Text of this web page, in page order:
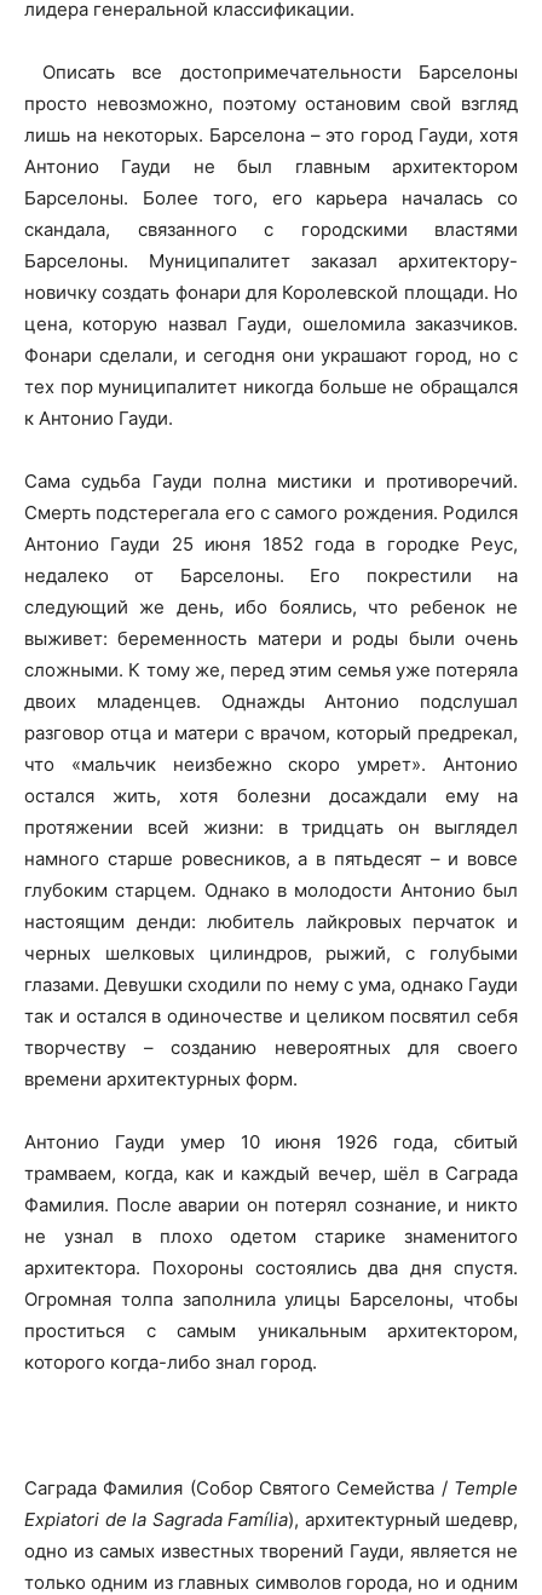
лидера генеральной классификации.
Описать все достопримечательности Барселоны
просто невозможно, поэтому остановим свой взгляд
лишь на некоторых. Барселона – это город Гауди, хотя
Антонио Гауди не был главным архитектором
Барселоны. Более того, его карьера началась со
скандала, связанного с городскими властями
Барселоны. Муниципалитет заказал архитектору-
новичку создать фонари для Королевской площади. Но
цена, которую назвал Гауди, ошеломила заказчиков.
Фонари сделали, и сегодня они украшают город, но с
тех пор муниципалитет никогда больше не обращался
к Антонио Гауди.
Сама судьба Гауди полна мистики и противоречий.
Смерть подстерегала его с самого рождения. Родился
Антонио Гауди 25 июня 1852 года в городке Реус,
недалеко от Барселоны. Его покрестили на
следующий же день, ибо боялись, что ребенок не
выживет: беременность матери и роды были очень
сложными. К тому же, перед этим семья уже потеряла
двоих младенцев. Однажды Антонио подслушал
разговор отца и матери с врачом, который предрекал,
что «мальчик неизбежно скоро умрет». Антонио
остался жить, хотя болезни досаждали ему на
протяжении всей жизни: в тридцать он выглядел
намного старше ровесников, а в пятьдесят – и вовсе
глубоким старцем. Однако в молодости Антонио был
настоящим денди: любитель лайкровых перчаток и
черных шелковых цилиндров, рыжий, с голубыми
глазами. Девушки сходили по нему с ума, однако Гауди
так и остался в одиночестве и целиком посвятил себя
творчеству – созданию невероятных для своего
времени архитектурных форм.
Антонио Гауди умер 10 июня 1926 года, сбитый
трамваем, когда, как и каждый вечер, шёл в Саграда
Фамилия. После аварии он потерял сознание, и никто
не узнал в плохо одетом старике знаменитого
архитектора. Похороны состоялись два дня спустя.
Огромная толпа заполнила улицы Барселоны, чтобы
проститься с самым уникальным архитектором,
которого когда-либо знал город.
Саграда Фамилия (Собор Святого Семейства / Temple
Expiatori de la Sagrada Família), архитектурный шедевр,
одно из самых известных творений Гауди, является не
только одним из главных символов города, но и одним